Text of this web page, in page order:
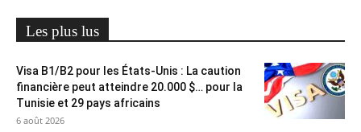
Les plus lus
Visa B1/B2 pour les États-Unis : La caution
financière peut atteindre 20.000 $… pour la
Tunisie et 29 pays africains
6 août 2026